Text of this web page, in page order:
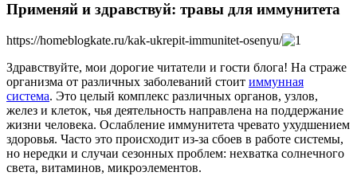
Применяй и здравствуй: травы для иммунитета
https://homeblogkate.ru/kak-ukrepit-immunitet-osenyu/
Здравствуйте, мои дорогие читатели и гости блога! На страже
организма от различных заболеваний стоит иммунная
система. Это целый комплекс различных органов, узлов,
желез и клеток, чья деятельность направлена на поддержание
жизни человека. Ослабление иммунитета чревато ухудшением
здоровья. Часто это происходит из-за сбоев в работе системы,
но нередки и случаи сезонных проблем: нехватка солнечного
света, витаминов, микроэлементов.